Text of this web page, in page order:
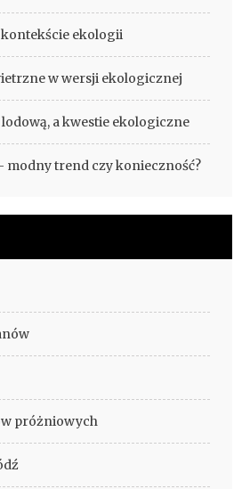
ekologii
w wersji ekologicznej
lodową, a kwestie ekologiczne
modny trend czy konieczność?
próżniowych